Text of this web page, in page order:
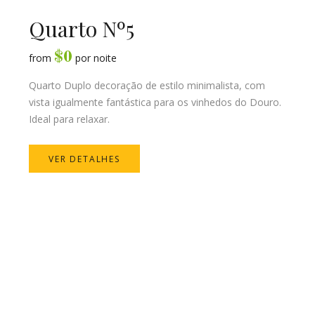
from $0 por noite
Quarto Nº5
Quarto Duplo decoração de estilo minimalista, com
vista igualmente fantástica para os vinhedos do Douro.
Ideal para relaxar.
VER DETALHES